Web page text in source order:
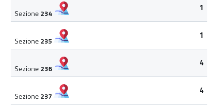
Sezione 234
1
Sezione 235
1
Sezione 236
4
Sezione 237
4